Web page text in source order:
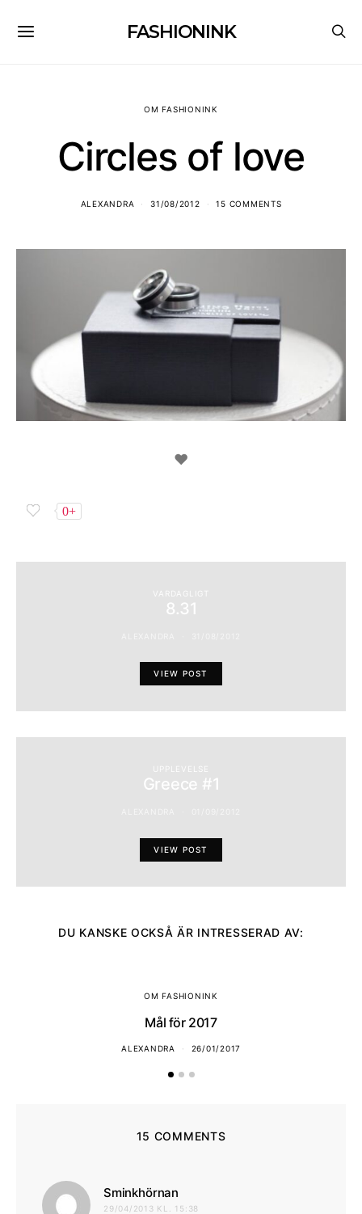
FASHIONINK
OM FASHIONINK
Circles of love
ALEXANDRA 31/08/2012 15 COMMENTS
♥
0+
VARDAGLIGT
8.31
VIEW POST
Greece #1
VIEW POST
DU KANSKE OCKSÅ ÄR INTRESSERAD AV:
OM FASHIONINK
Mål för 2017
ALEXANDRA 26/01/2017
15 COMMENTS
Sminkhörnan
29/04/2013 KL. 15:38